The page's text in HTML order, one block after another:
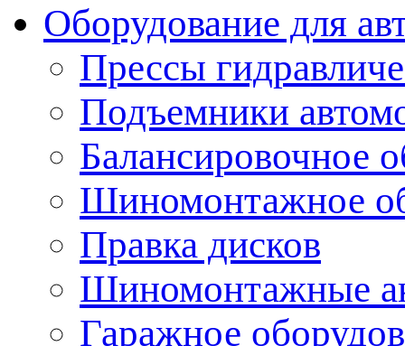
Оборудование для
Прессы
Подъемники
Балансировочное
Шиномонтажное
Правка дисков
Шиномонтажные
Гаражное